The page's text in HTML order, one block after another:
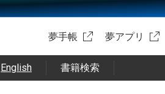
夢手帳 夢アプリ
English 書籍検索